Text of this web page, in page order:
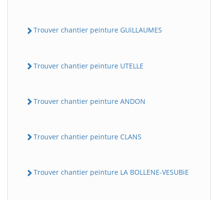
Trouver chantier peinture GUiLLAUMES
Trouver chantier peinture UTELLE
Trouver chantier peinture ANDON
Trouver chantier peinture CLANS
Trouver chantier peinture LA BOLLENE-VESUBiE